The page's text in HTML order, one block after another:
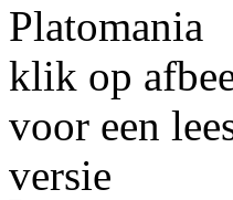
Platomania
klik op
voor een
versie